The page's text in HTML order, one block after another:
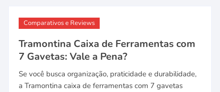
Comparativos e Reviews
Tramontina Caixa de Ferramentas com
7 Gavetas: Vale a Pena?
Se você busca organização, praticidade e durabilidade,
a Tramontina caixa de ferramentas com 7 gavetas